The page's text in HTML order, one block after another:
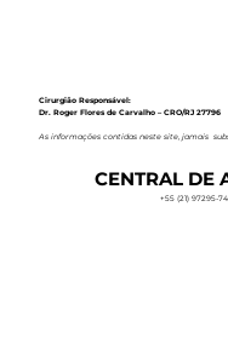
Cirurgião Responsável:
Dr. Roger Flores de Carvalho – CRO/RJ 27796
As informações contidas neste site, jamais
CENTRAL DE
+55 (21) 97295-